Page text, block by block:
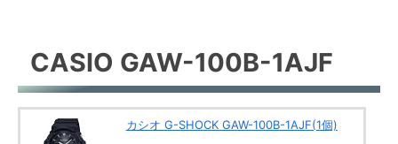
CASIO GAW-100B-1AJF
カシオ G-SHOCK GAW-100B-1AJF(1個)